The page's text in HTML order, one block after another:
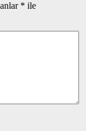
* ile